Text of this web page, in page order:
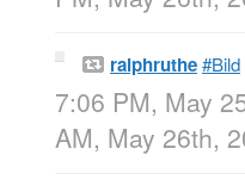
ralphruthe#Bild
7:06 PM, May
AM, May 26th,